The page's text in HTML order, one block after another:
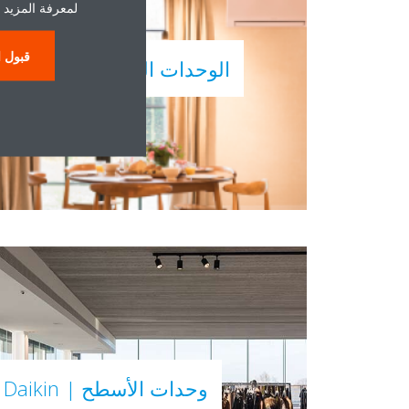
الوحدات المثبتة على الجدار
وحدات الأسطح | Daikin
لمعرفة
قبول